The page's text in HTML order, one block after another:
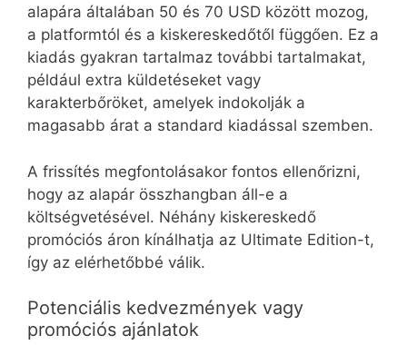
alapára általában 50 és 70 USD között mozog,
a platformtól és a kiskereskedőtől függően. Ez a
kiadás gyakran tartalmaz további tartalmakat,
például extra küldetéseket vagy
karakterbőröket, amelyek indokolják a
magasabb árat a standard kiadással szemben.
A frissítés megfontolásakor fontos ellenőrizni,
hogy az alapár összhangban áll-e a
költségvetésével. Néhány kiskereskedő
promóciós áron kínálhatja az Ultimate Edition-t,
így az elérhetőbbé válik.
Potenciális kedvezmények vagy
promóciós ajánlatok